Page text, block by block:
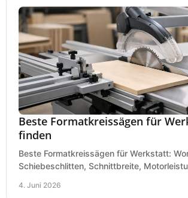
Beste Formatkreissägen für
finden
Beste Formatkreissägen für Werkstatt:
Schiebeschlitten, Schnittbreite,
4. Juni 2026